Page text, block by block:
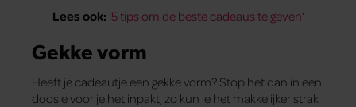
Lees ook: ‘5 tips om de beste cadeaus te geven‘
Gekke vorm
Heeft je cadeautje een gekke vorm? Stop het dan in een
doosje voor je het inpakt, zo kun je het makkelijker strak